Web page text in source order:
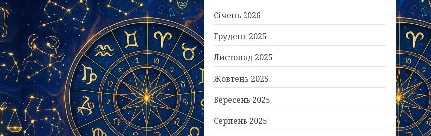
Січень 2026
Грудень 2025
Листопад 2025
Жовтень 2025
Вересень 2025
Серпень 2025